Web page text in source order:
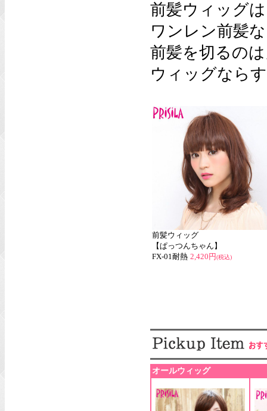
前髪ウィッグ
ワンレン前髪
前髪を切るの
ウィッグなら
前髪ウィッグ
【ぱっつんちゃん】
FX-01耐熱 2,420円(税込)
オールウィッグ